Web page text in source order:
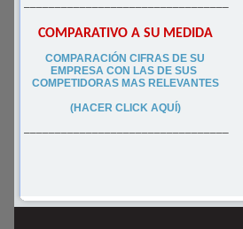
–––––––––––––––––––––––––––––––––
COMPARATIVO A SU MEDIDA
COMPARACIÓN CIFRAS DE SU
EMPRESA CON LAS DE SUS
COMPETIDORAS MAS RELEVANTES
(HACER CLICK AQUÍ)
–––––––––––––––––––––––––––––––––